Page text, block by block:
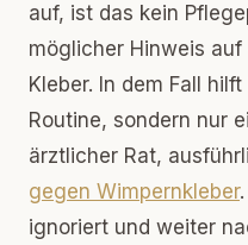
auf, ist das kein
möglicher Hinweis
Kleber. In dem Fall
Routine, sondern nur
ärztlicher Rat,
gegen Wimpernkleber
ignoriert und weiter